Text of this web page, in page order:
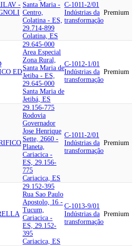
- Santa Maria -
Centro,
Colatina - ES,
29.714-899
Colatina, ES
C-1011-2/01
Indústrias da
transformação
Premium
ED
29.645-000
Area Especial
Zona Rural,
Santa Maria de
Jetiba - ES,
29.645-000
Santa Maria de
Jetibá, ES
C-1012-1/01
Indústrias da
transformação
Premium
29.156-775
Rodovia
Governador
Jose Henrique
Sette, 2660 -
Planeta,
Cariacica -
ES, 29.156-
775
Cariacica, ES
C-1011-2/01
Indústrias da
transformação
Premium
29.152-395
Rua Sao Paulo
Apostolo, 16 -
Tucum,
Cariacica -
ES, 29.152-
395
Cariacica, ES
C-1013-9/01
Indústrias da
transformação
Premium